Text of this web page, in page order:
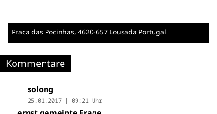
Praca das Pocinhas, 4620-657 Lousada Portugal
Kommentare
solong
25.01.2017 | 09:21 Uhr